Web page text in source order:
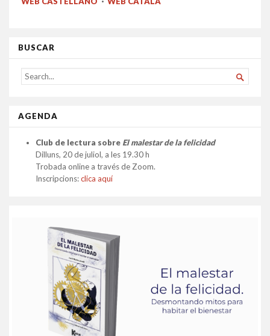
BUSCAR
SEARCH
FOR...

AGENDA
Club de lectura sobre El malestar de la felicidad
Dilluns, 20 de juliol, a les 19.30 h
Trobada online a través de Zoom.
Inscripcions:clica aquí